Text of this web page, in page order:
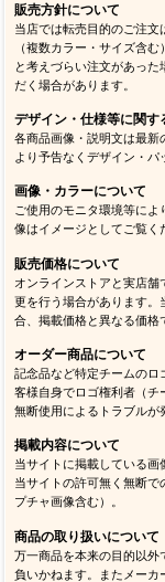
販売方針について
当店では転売目的のご注
（複数カラー・サイズ含
と考えづらい注文があっ
だく場合があります。
デザイン・仕様等に関す
各商品画像・説明文は最新
より予告なくデザイン・パ
画像・カラーについて
ご使用のモニタ環境等に
像はイメージとしてご覧く
販売価格について
オンラインストアと実店
更を行う場合があります。
合、掲載価格と異なる価格
オーダー商品について
記念品など特定チームのロ
客様自身でロゴ権利者（チ
無断使用によるトラブルが
掲載内容について
当サイトに掲載している画
当サイトの許可無く無断で
プチャ画像含む）。
商品の取り扱いについて
万一商品を本来の目的以外
負いかねます。またメーカ